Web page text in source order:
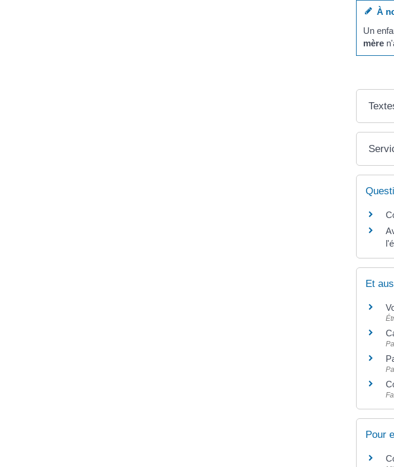
À
Un
mère
Et
Pour